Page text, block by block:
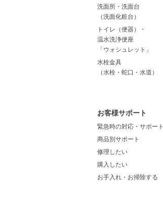
洗面所・洗面台
（洗面化粧台）
トイレ（便器）・
温水洗浄便座
「ウォシュレット」
水栓金具
（水栓・蛇口・水道）
お客様サポート
緊急時の対応・サポート
商品別サポート
修理したい
購入したい
お手入れ・お掃除する